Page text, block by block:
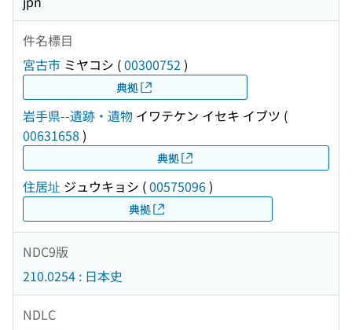
件名標目
宮古市 ミヤコシ (00300752 )
典拠
岩手県--遺跡・遺物 イワテケン イセキ イブツ (
00631658 )
典拠
住居址 ジュウキョシ (00575096)
典拠
NDC9版
210.0254 : 日本史
NDLC